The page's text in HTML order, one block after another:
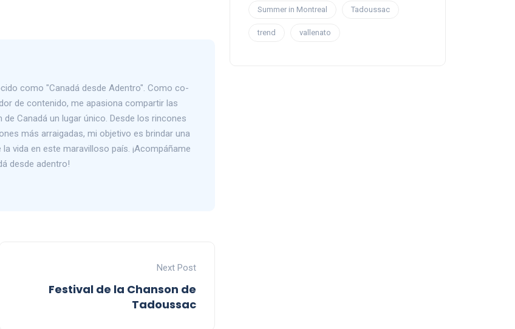
como "Canadá desde Adentro". Como co-
de contenido, me apasiona compartir las
Canadá un lugar único. Desde los rincones
más arraigadas, mi objetivo es brindar una
vida en este maravilloso país. ¡Acompáñame
desde adentro!
Next Post
Festival de la Chanson de
Tadoussac
Summer in Montreal Tadoussac
trend vallenato